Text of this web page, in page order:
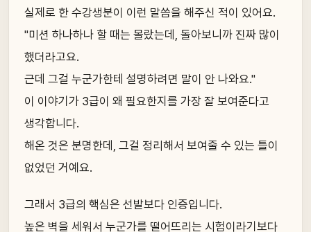
실제로 한 수강생분이 이런 말씀을 해주신 적이 있어요.
"미션 하나하나 할 때는 몰랐는데, 돌아보니까 진짜 많이
했더라고요.
근데 그걸 누군가한테 설명하려면 말이 안 나와요."
이 이야기가 3급이 왜 필요한지를 가장 잘 보여준다고
생각합니다.
해온 것은 분명한데, 그걸 정리해서 보여줄 수 있는 틀이
없었던 거예요.
그래서 3급의 핵심은 선발보다 인증입니다.
높은 벽을 세워서 누군가를 떨어뜨리는 시험이라기보다